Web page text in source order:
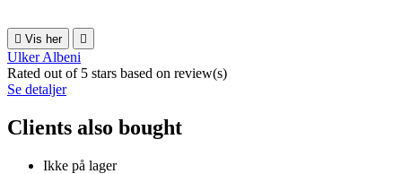
 Vis her 
Ulker Albeni
Rated out of 5 stars based on review(s)
Se detaljer
Clients also bought
Ikke på lager